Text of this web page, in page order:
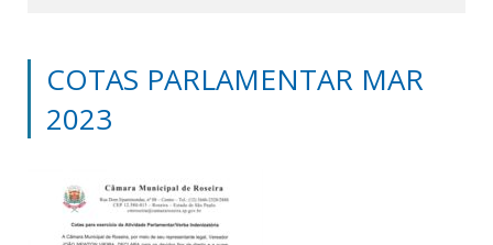
COTAS PARLAMENTAR MAR
2023